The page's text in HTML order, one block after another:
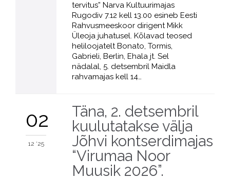
tervitus” Narva Kultuurimajas
Rugodiv 7.12 kell 13.00 esineb Eesti
Rahvusmeeskoor dirigent Mikk
Üleoja juhatusel. Kõlavad teosed
heliloojatelt Bonato, Tormis,
Gabrieli, Berlin, Ehala jt. Sel
nädalal, 5. detsembril Maidla
rahvamajas kell 14…
02
12 '25
Täna, 2. detsembril
kuulutatakse välja
Jõhvi kontserdimajas
“Virumaa Noor
Muusik 2026”.